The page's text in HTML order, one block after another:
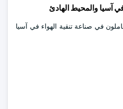
آسيا والمحيط الهادئ
في صناعة تنقية الهواء في آسيا